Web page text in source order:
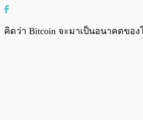
คิดว่า Bitcoin จะมาเป็นอนาคตขอ